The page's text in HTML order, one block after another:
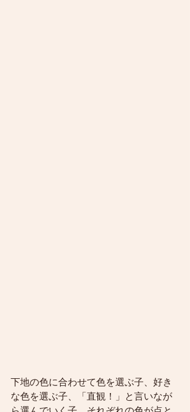
下地の色に合わせて色を選ぶ子、好き
な色を選ぶ子、「直観！」と言いなが